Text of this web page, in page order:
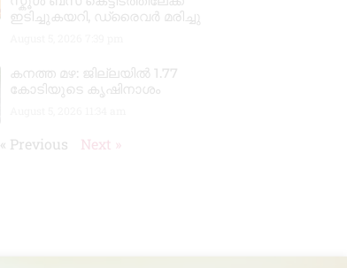
ഇടിച്ചുകയറി, ഡ്രൈവർ മരിച്ചു
കനത്ത മഴ: ജില്ലയിൽ 1.77
കോടിയുടെ കൃഷിനാശം
« Previous Next »